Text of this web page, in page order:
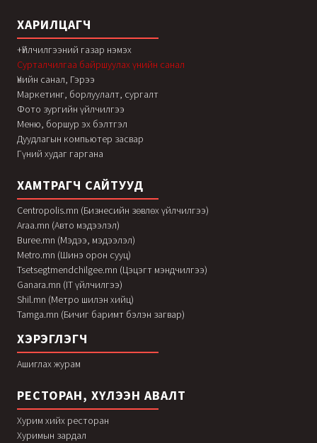
ХАРИЛЦАГЧ
+Үйлчилгээний газар нэмэх
Сурталчилгаа байршуулах үнийн санал
Үнийн санал, Гэрээ
Маркетинг, борлуулалт, сургалт
Фото зургийн үйлчилгээ
Меню, боршур эх бэлтгэл
Дуудлагын компьютер засвар
Гүний худаг гаргана
ХАМТРАГЧ САЙТУУД
Centropolis.mn (Бизнесийн зөвлөх үйлчилгээ)
Araa.mn (Авто мэдээлэл)
Buree.mn (Мэдээ, мэдээлэл)
Metro.mn (Шинэ орон сууц)
Tsetsegtmendchilgee.mn (Цэцэгт мэндчилгээ)
Ganara.mn (IT үйлчилгээ)
Shil.mn (Метро шилэн хийц)
Tamga.mn (Бичиг баримт бэлэн загвар)
ХЭРЭГЛЭГЧ
Ашиглах журам
РЕСТОРАН, ХҮЛЭЭН АВАЛТ
Хурим хийх ресторан
Хуримын зардал